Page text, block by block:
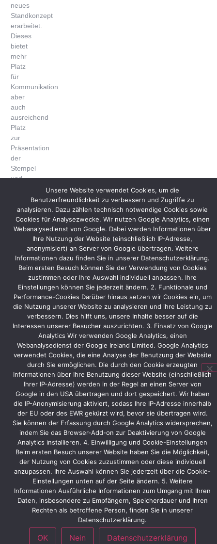
neues
Standkonzept
erarbeitet.
Dieses
bietet
mehr
Platz
für
Kommunikation
aber
auch
ausreichend
Platz
zur
Präsentation
der
Stempel
und
Scan-
Systeme.
Firmenjubiläum
wird
Highlight
eine
Espressobar
geben
an
ein
Barista
professionell
zubereiteten
servieren
wird.
Vorheriger Nächster
Unsere Website verwendet Cookies, um die
Benutzerfreundlichkeit zu verbessern und Zugriffe zu
analysieren. Dazu zählen technisch notwendige Cookies sowie
Cookies für Analysezwecke. Wir nutzen Google Analytics, einen
Webanalysedienst von Google. Dabei werden Informationen über
Ihre Nutzung der Website (einschließlich IP-Adresse,
anonymisiert) an Server von Google übertragen. Weitere
Informationen dazu finden Sie in unserer Datenschutzerklärung.
Beim ersten Besuch können Sie der Verwendung von Cookies
zustimmen oder Ihre Auswahl individuell anpassen. Ihre
Einstellungen können Sie jederzeit ändern. 2. Funktionale und
Performance-Cookies Darüber hinaus setzen wir Cookies ein, um
die Nutzung unserer Website zu analysieren und ihre Leistung zu
verbessern. Dies hilft uns, unsere Inhalte besser auf die
Interessen unserer Besucher auszurichten. 3. Einsatz von Google
Analytics Wir verwenden Google Analytics, einen
Webanalysedienst der Google Ireland Limited. Google Analytics
verwendet Cookies, die eine Analyse der Benutzung der Website
durch Sie ermöglichen. Die durch den Cookie erzeugten
Informationen über Ihre Benutzung dieser Website (einschließlich
Ihrer IP-Adresse) werden in der Regel an einen Server von
Google in den USA übertragen und dort gespeichert. Wir haben
die IP-Anonymisierung aktiviert, sodass Ihre IP-Adresse innerhalb
der EU oder des EWR gekürzt wird, bevor sie übertragen wird.
Sie können der Erfassung durch Google Analytics widersprechen,
indem Sie das Browser-Add-on zur Deaktivierung von Google
Analytics installieren. 4. Einwilligung und Cookie-Einstellungen
Beim ersten Besuch unserer Website haben Sie die Möglichkeit,
der Nutzung von Cookies zuzustimmen oder diese individuell
anzupassen. Ihre Auswahl können Sie jederzeit über die Cookie-
Einstellungen unten auf der Seite ändern. 5. Weitere
Informationen Ausführliche Informationen zum Umgang mit Ihren
Daten, insbesondere zu Empfängern, Speicherdauer und Ihren
Rechten als betroffene Person, finden Sie in unserer
Datenschutzerklärung.
OK Nein Datenschutzerklärung